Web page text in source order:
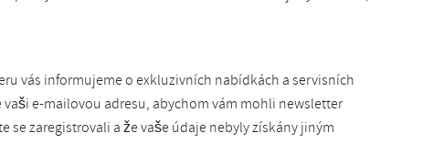
vás informujeme o exkluzivních nabídkách a servisních
e-mailovou adresu, abychom vám mohli newsletter
zaregistrovali a že vaše údaje nebyly získány jiným